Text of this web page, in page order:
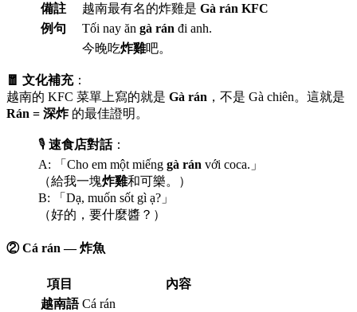
備註
越南最有名的炸雞是 Gà rán KFC
例句
Tối nay ăn gà rán đi anh.
今晚吃炸雞吧。
🧧 文化補充：
越南的 KFC 菜單上寫的就是 Gà rán ，不是 Gà chiên。這就是
Rán = 深炸的最佳證明。
🎙️ 速食店對話：
A: 「Cho em một miếng gà rán với coca.」
（給我一塊炸雞和可樂。）
B: 「Dạ, muốn sốt gì ạ?」
（好的，要什麼醬？）
② Cá rán — 炸魚
項目
內容
越南語 Cá rán